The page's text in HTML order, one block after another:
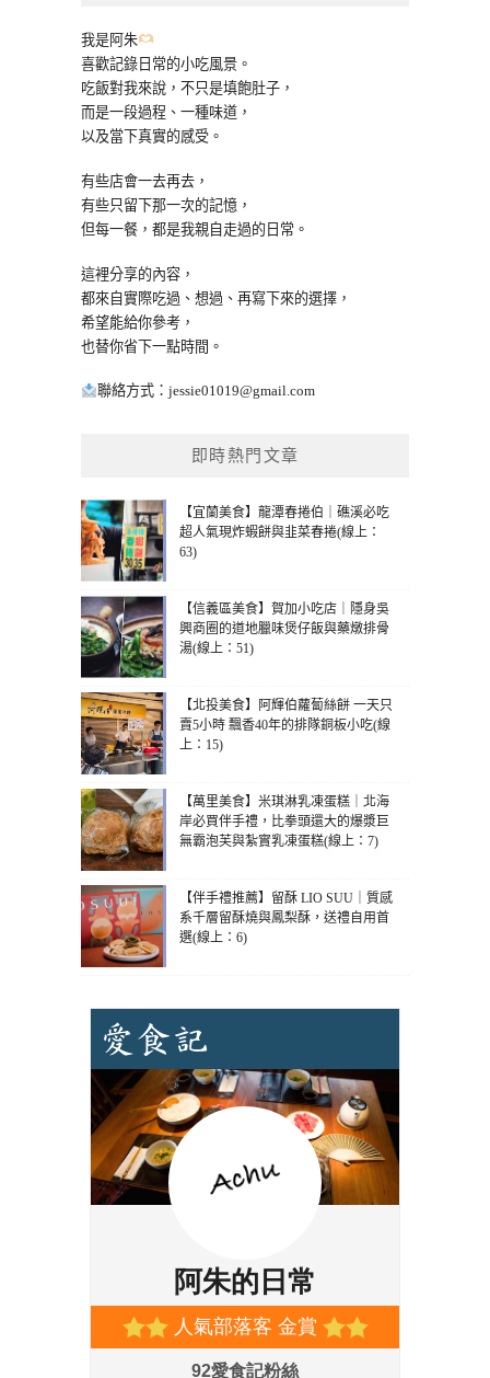
我是阿朱
喜歡記錄日常的小吃風景。
吃飯對我來說，不只是填飽肚子，
而是一段過程、一種味道，
以及當下真實的感受。
有些店會一去再去，
有些只留下那一次的記憶，
但每一餐，都是我親自走過的日常。
這裡分享的內容，
都來自實際吃過、想過、再寫下來的選擇，
希望能給你參考，
也替你省下一點時間。
聯絡方式： jessie01019@gmail.com
即時熱門文章
【宜蘭美食】龍潭春捲伯｜礁溪必吃
超人氣現炸蝦餅與韭菜春捲(線上：
63)
【信義區美食】賀加小吃店｜隱身吳
興商圈的道地臘味煲仔飯與藥燉排骨
湯(線上：51)
【北投美食】阿輝伯蘿蔔絲餅 一天只
賣5小時 飄香40年的排隊銅板小吃(線
上：15)
【萬里美食】米琪淋乳凍蛋糕｜北海
岸必買伴手禮，比拳頭還大的爆漿巨
無霸泡芙與紮實乳凍蛋糕(線上：7)
【伴手禮推薦】留酥 LIO SUU｜質感
系千層留酥燒與鳳梨酥，送禮自用首
選(線上：6)